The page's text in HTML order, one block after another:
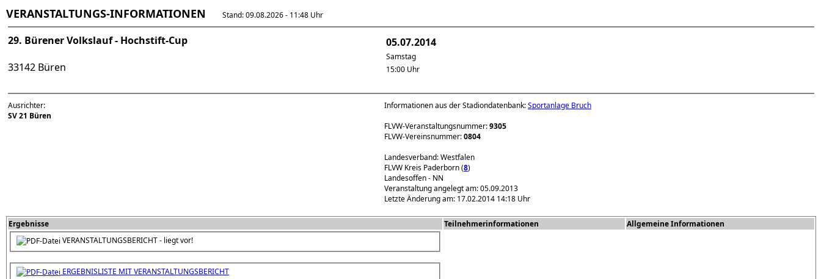
VERANSTALTUNGS-INFORMATIONEN Stand: 09.08.2026 - 11:48 Uhr
29. Bürener Volkslauf - Hochstift-Cup
33142 Büren
05.07.2014
Samstag
15:00 Uhr
Ausrichter:
SV 21 Büren
Informationen aus der Stadiondatenbank:Sportanlage Bruch
FLVW-Veranstaltungsnummer:9305
FLVW-Vereinsnummer:0804
Landesverband: Westfalen
FLVW Kreis Paderborn (8)
Landesoffen - NN
Veranstaltung angelegt am: 05.09.2013
Letzte Änderung am: 17.02.2014 14:18 Uhr
Ergebnisse Teilnehmerinformationen
Allgemeine Informationen
VERANSTALTUNGSBERICHT - liegt vor!
ERGEBNISLISTE MIT VERANSTALTUNGSBERICHT